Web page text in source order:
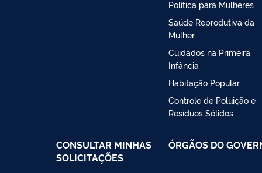
Política para Mulheres
Saúde Reprodutiva da
Mulher
Cuidados na Primeira
Infância
Habitação Popular
Controle de Poluição e
Resíduos Sólidos
CONSULTAR MINHAS
SOLICITAÇÕES
ÓRGÃOS DO